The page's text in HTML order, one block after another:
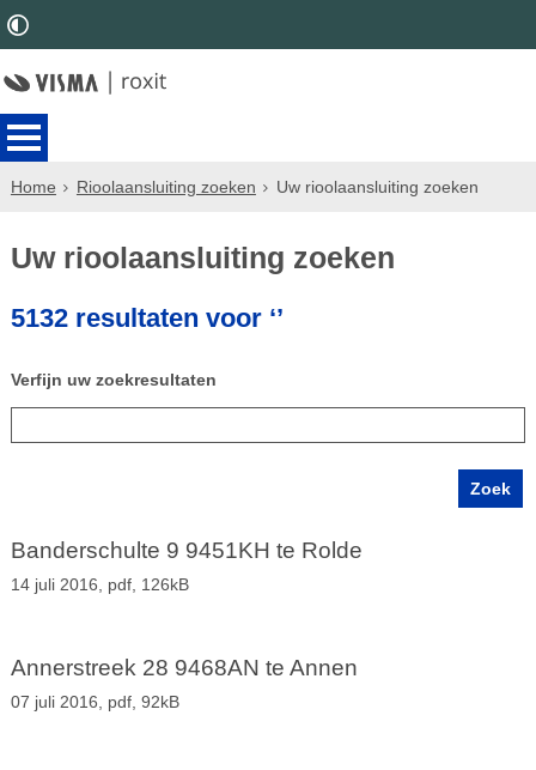
Home Rioolaansluiting zoeken Uw rioolaansluiting zoeken
Uw rioolaansluiting zoeken
5132 resultaten voor ‘’
Verfijn uw zoekresultaten
Banderschulte 9 9451KH te Rolde
14 juli 2016, pdf, 126kB
Annerstreek 28 9468AN te Annen
07 juli 2016, pdf, 92kB